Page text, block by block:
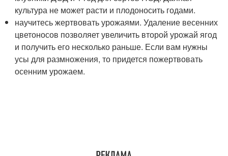
культура не может расти и плодоносить годами.
научитесь жертвовать урожаями. Удаление весенних
цветоносов позволяет увеличить второй урожай ягод
и получить его несколько раньше. Если вам нужны
усы для размножения, то придется пожертвовать
осенним урожаем.